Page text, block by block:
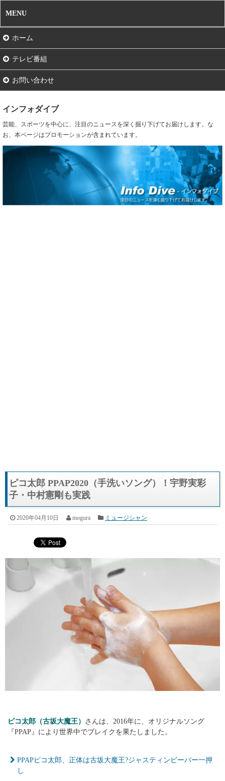
MENU
ホーム
テレビ番組
お問い合わせ
インフォダイブ
芸能、スポーツを中心に、注目のニュースを深く掘り下げてお届けします。な
お、本ページはプロモーションが含まれています。
ピコ太郎 PPAP2020（手洗いソング）！宇野実彩
子・中村憲剛も実践
2020年04月10日 mogura ミュージシャン
ピコ太郎（古坂大魔王） さんは、2016年に、オリジナルソング
『PPAP』により世界中でブレイクを果たしました。
PPAPピコ太郎、正体は古坂大魔王?ジャスティンビーバー一押
し